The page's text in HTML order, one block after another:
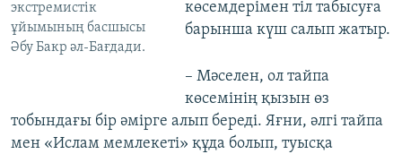
экстремистік
ұйымының басшысы
Әбу Бакр әл-Бағдади.
көсемдерімен тіл табысуға
барынша күш салып жатыр.
– Мәселен, ол тайпа
көсемінің қызын өз
тобындағы бір әмірге алып береді. Яғни, әлгі тайпа
мен «Ислам мемлекеті» құда болып, туысқа